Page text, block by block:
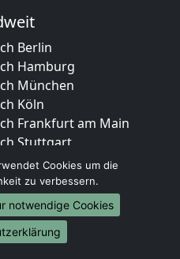
Berlin
Hamburg
München
Köln
Frankfurt am Main
Stuttgart
Düsseldorf
Leipzig
Dortmund
Essen
Bremen
Cookies um die
zu verbessern.
notwendige Cookies